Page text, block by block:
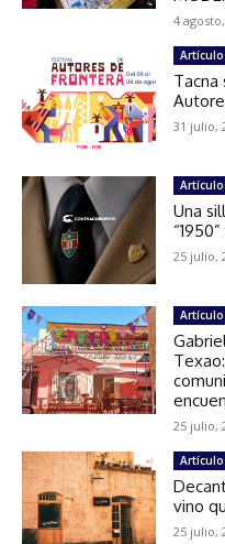
4
Tacna
31 julio,
Una
25 julio,
25 julio,
vino
25 julio,